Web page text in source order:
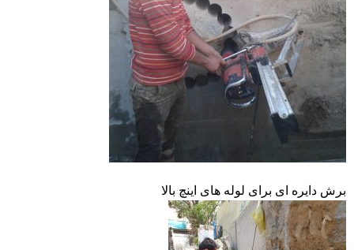
برش دایره ای برای لوله های اینچ بالا